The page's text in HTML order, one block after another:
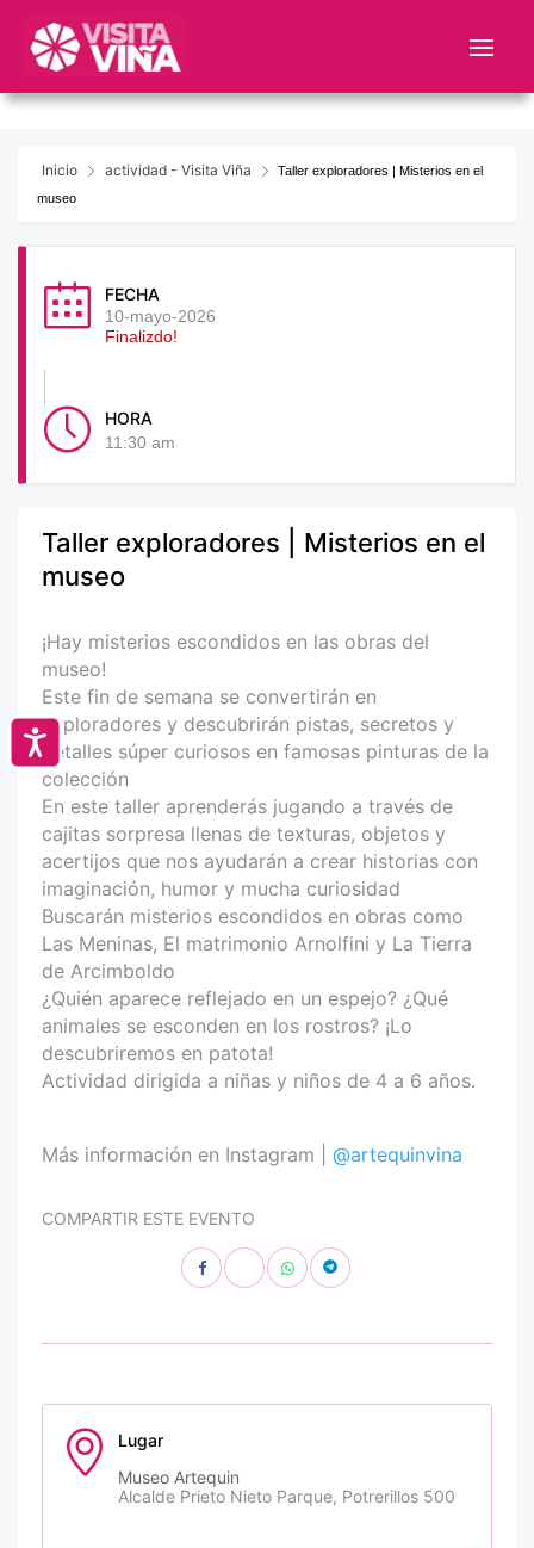
este
web
sistema
Accesibilidad
Inicio actividad - Visita Viña
Taller exploradores | Misterios en el
museo
FECHA
10-mayo-2026
Finalizdo!
HORA
11:30 am
Taller exploradores | Misterios en el
museo
¡Hay misterios escondidos en las obras del
museo!
Este fin de semana se convertirán en
exploradores y descubrirán pistas, secretos y
detalles súper curiosos en famosas pinturas de la
colección
En este taller aprenderás jugando a través de
cajitas sorpresa llenas de texturas, objetos y
acertijos que nos ayudarán a crear historias con
imaginación, humor y mucha curiosidad
Buscarán misterios escondidos en obras como
Las Meninas, El matrimonio Arnolfini y La Tierra
de Arcimboldo
¿Quién aparece reflejado en un espejo? ¿Qué
animales se esconden en los rostros? ¡Lo
descubriremos en patota!
Actividad dirigida a niñas y niños de 4 a 6 años.
Más información en Instagram | @artequinvina
COMPARTIR ESTE EVENTO
Lugar
Museo Artequin
Alcalde Prieto Nieto Parque, Potrerillos 500